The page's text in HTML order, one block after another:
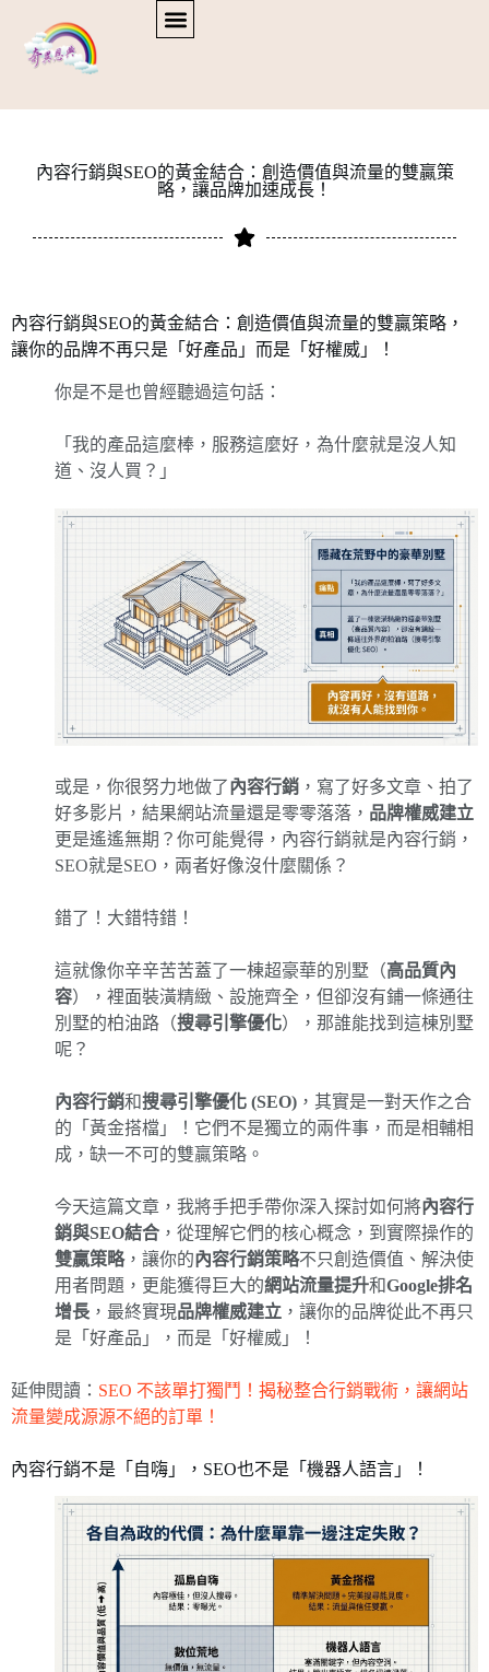
內容行銷與SEO的黃金結合：創造價值與流量的雙贏策
略，讓品牌加速成長！
內容行銷與SEO的黃金結合：創造價值與流量的雙贏策略，
讓你的品牌不再只是「好產品」而是「好權威」！
你是不是也曾經聽過這句話：
「我的產品這麼棒，服務這麼好，為什麼就是沒人知
道、沒人買？」
或是，你很努力地做了內容行銷 ，寫了好多文章、拍了
好多影片，結果網站流量還是零零落落， 品牌權威建立
更是遙遙無期？你可能覺得，內容行銷就是內容行銷，
SEO就是SEO，兩者好像沒什麼關係？
錯了！大錯特錯！
這就像你辛辛苦苦蓋了一棟超豪華的別墅（高品質內
容），裡面裝潢精緻、設施齊全，但卻沒有鋪一條通往
別墅的柏油路（搜尋引擎優化），那誰能找到這棟別墅
呢？
內容行銷和搜尋引擎優化 (SEO) ，其實是一對天作之合
的「黃金搭檔」！它們不是獨立的兩件事，而是相輔相
成，缺一不可的雙贏策略。
今天這篇文章，我將手把手帶你深入探討如何將內容行
銷與SEO結合 ，從理解它們的核心概念，到實際操作的
雙贏策略，讓你的內容行銷策略不只創造價值、解決使
用者問題，更能獲得巨大的網站流量提升和Google排名
增長 ，最終實現品牌權威建立 ，讓你的品牌從此不再只
是「好產品」，而是「好權威」！
延伸閱讀： SEO 不該單打獨鬥！揭秘整合行銷戰術，讓網站
流量變成源源不絕的訂單！
內容行銷不是「自嗨」，SEO也不是「機器人語言」！